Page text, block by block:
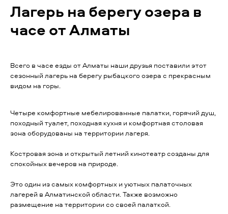
Лагерь на берегу озера в
часе от Алматы
Всего в часе езды от Алматы наши друзья поставили этот
сезонный лагерь на берегу рыбацкого озера с прекрасным
видом на горы.
Четыре комфортные мебелированные палатки, горячий душ,
походный туалет, походная кухня и комфортная столовая
зона оборудованы на территории лагеря.
Костровая зона и открытый летний кинотеатр созданы для
спокойных вечеров на природе.
Это один из самых комфортных и уютных палаточных
лагерей в Алматинской области. Также возможно
размещение на территории со своей палаткой.